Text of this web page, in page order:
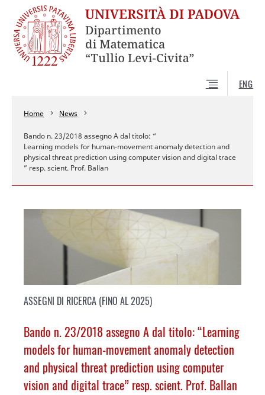
ENG
Home News
Bando n. 23/2018 assegno A dal titolo: “
Learning models for human-movement anomaly detection and
physical threat prediction using computer vision and digital trace
” resp. scient. Prof. Ballan
ASSEGNI DI RICERCA (FINO AL 2025)
Bando n. 23/2018 assegno A dal titolo: “Learning
models for human-movement anomaly detection
and physical threat prediction using computer
vision and digital trace” resp. scient. Prof. Ballan